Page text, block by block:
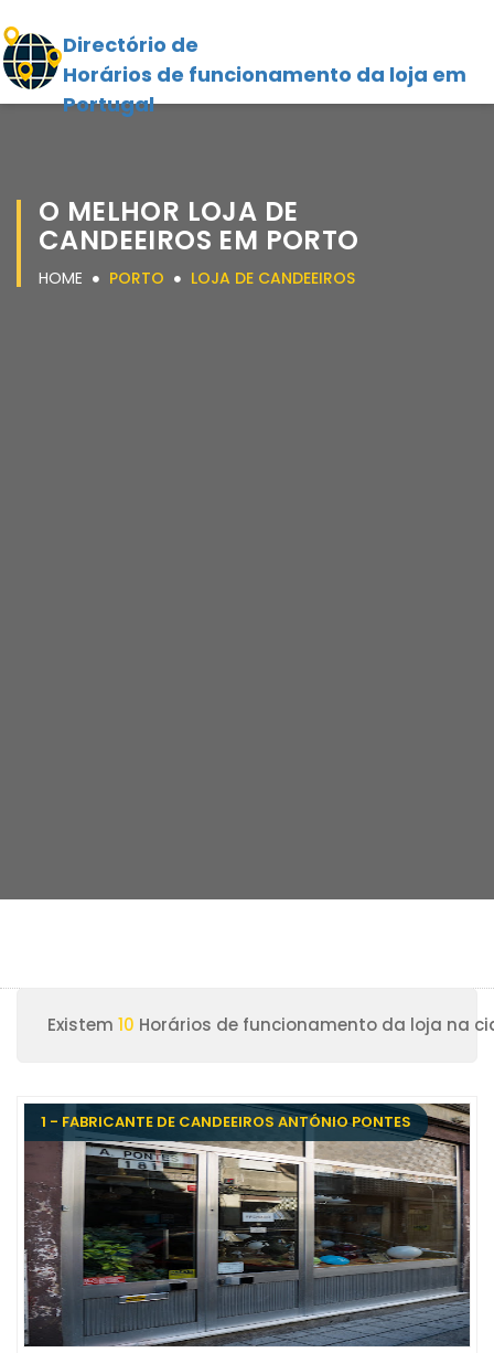
Directório de
Horários de funcionamento da loja em
Portugal
O MELHOR LOJA DE
CANDEEIROS EM PORTO
HOME PORTO LOJA DE CANDEEIROS
Existem 10 Horários de funcionamento da loja na
1 - FABRICANTE DE CANDEEIROS ANTÓNIO PONTES